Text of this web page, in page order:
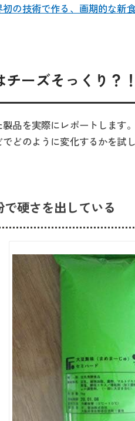
初の技術で作る、画期的な新
ーズそっくり？！
品を実際にレポートします
どのように変化するかを試
硬さを出している